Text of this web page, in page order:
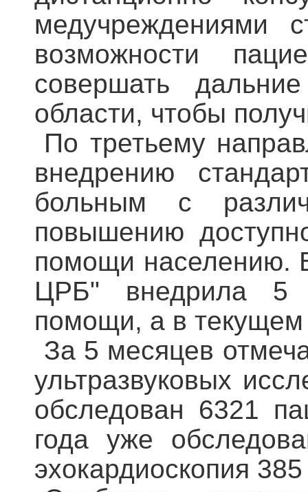
медучреждениями
возможности
совершать
области, чтобы
По третьему
внедрению
больным с
повышению
помощи населению.
ЦРБ" внедрила 5
помощи, а в текущем
За 5 месяцев
ультразвуковых
обследован 6321
года уже
эхокардиоскопия